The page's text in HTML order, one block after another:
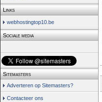
Links
webhostingtop10.be
Sociale media
Sitemasters
Adverteren op Sitemasters?
Contacteer ons